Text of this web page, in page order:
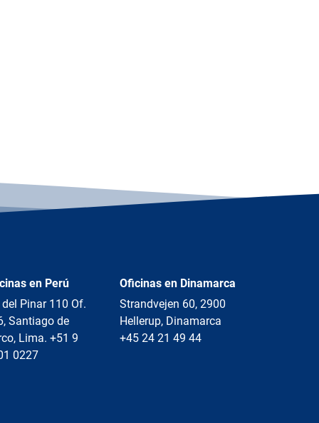
en Perú
del Pinar 110 Of.
Santiago de
Lima. +51 9
0227
Oficinas en Dinamarca
Strandvejen 60, 2900
Hellerup, Dinamarca
+45 24 21 49 44